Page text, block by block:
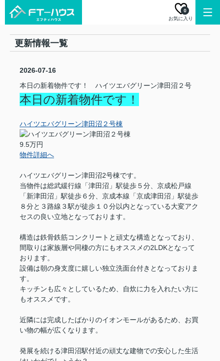
お気に入り
0
更新情報一覧
2026-07-16
本日の新着物件です！ ハイツエバグリーン津田沼２号
本日の新着物件です！
ハイツエバグリーン津田沼２号棟
9.5万円
物件詳細へ
ハイツエバグリーン津田沼2号棟です。
当物件は総武緩行線「津田沼」駅徒歩５分、京成松戸線
「新津田沼」駅徒歩６分、京成本線「京成津田沼」駅徒歩
８分と３路線３駅が徒歩１０分以内となっている大変アク
セスの良い立地となっております。
構造は鉄骨鉄筋コンクリートと頑丈な構造となっており、
間取りは家族層や同棲の方にもオススメの2LDKとなって
おります。
設備は朝の身支度に嬉しい独立洗面台付きとなっておりま
す。
キッチンも広々としているため、自炊に力を入れたい方に
もオススメです。
近隣には完成したばかりのイオンモールがあるため、お買
い物の幅が広くなります。
発展を続ける津田沼駅付近の頑丈な建物での安心した生活